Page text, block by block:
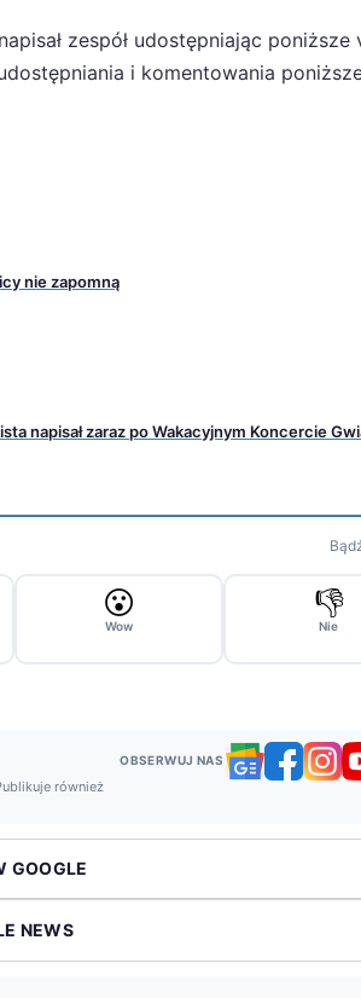
napisał zespół udostępniając poniższe
i komentowania
nie zapomną
napisał zaraz po Wakacyjnym Koncercie
😮
Wow
👎
Nie
również
OBSERWUJ NAS
GOOGLE
NEWS